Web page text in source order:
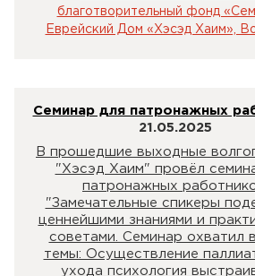
благотворительный фонд
Еврейский Дом «Хэсэд Хаим»,
Семинар для патронажных
21.05.2025
В прошедшие выходные
"Хэсэд Хаим" провёл
патронажных
"Замечательные спикеры
ценнейшими знаниями и
советами. Семинар охватил
темы: Осуществление
ухода психология